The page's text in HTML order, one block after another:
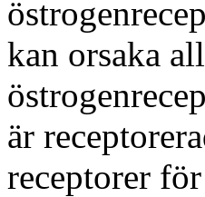
kan orsaka
är
receptorer